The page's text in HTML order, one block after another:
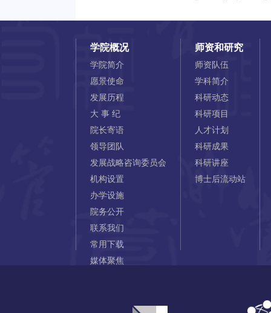
学院概况
学院简介
愿景使命
发展历程
大 事 纪
院长寄语
领导团队
发展战略咨询委员会
机构设置
办学设施
院务公开
联系我们
常用下载
媒体聚焦
师资和研究
师资队伍
学科简介
科研动态
科研项目
人才计划
科研成果
科研讲座
博士后流动站